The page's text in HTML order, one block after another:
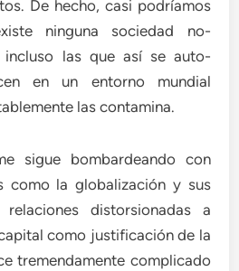
De hecho, casi podríamos
ninguna sociedad no-
las que así se auto-
en un entorno mundial
las contamina.
sigue bombardeando con
como la globalización y sus
relaciones distorsionadas a
como justificación de la
tremendamente complicado